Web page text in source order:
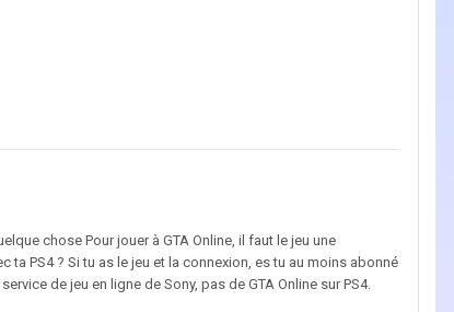
chose Pour jouer à GTA Online, il faut le jeu une
ta PS4 ? Si tu as le jeu et la connexion, es tu au moins abonné
de jeu en ligne de Sony, pas de GTA Online sur PS4.